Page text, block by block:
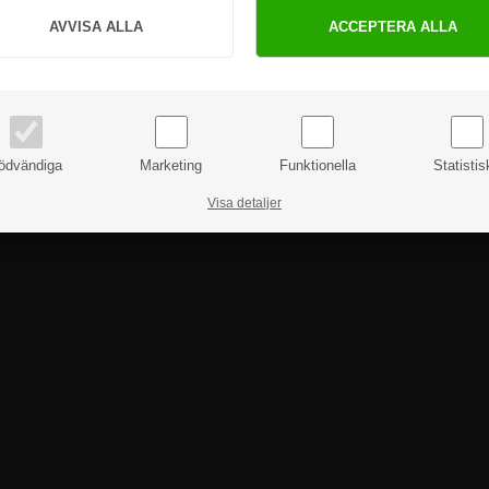
Marketing Funktionella
Visa detaljer
PRIVAT FÖRETAG